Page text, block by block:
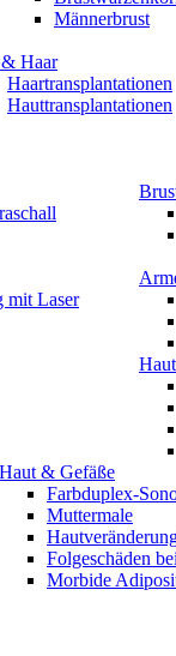
Männerbrust
Haar
Haartransplantationen
Hauttransplantationen
mit Laser
Haut & Gefäße
Farbduplex-
Muttermale
Folgeschäden
Morbide